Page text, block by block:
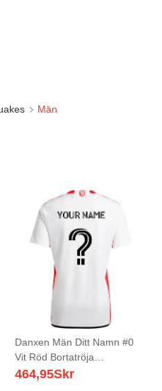
Män
Danxen Män Ditt Namn #0
Vit Röd Bortatröja
Matchtröjor 2025/26 Tröjor
464,95Skr